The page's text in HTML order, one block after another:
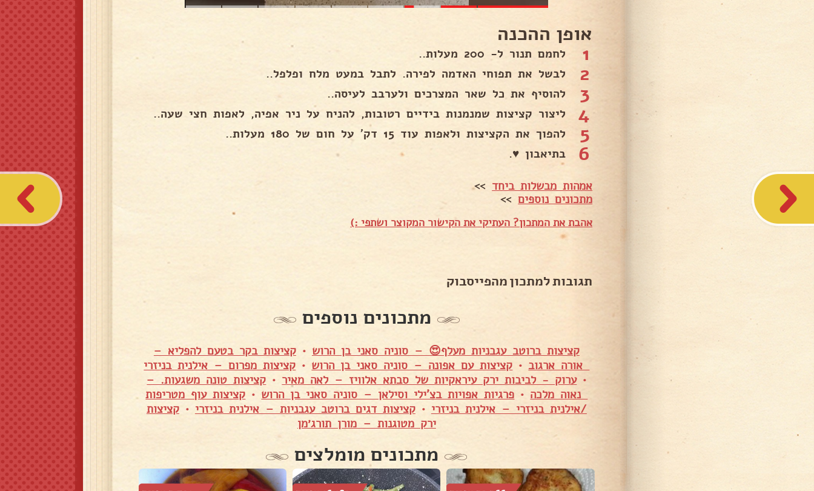
אופן ההכנה
1 לחמם תנור ל- 200 מעלות..
2 לבשל את תפוחי האדמה לפירה. לתבל במעט מלח ופלפל..
3 להוסיף את כל שאר המצרכים ולערבב לעיסה..
4 ליצור קציצות שמנמנות בידיים רטובות, להניח על ניר אפיה, לאפות חצי שעה..
5 להפוך את הקציצות ולאפות עוד 15 דק' על חום של 180 מעלות..
6 בתיאבון ♥.
אמהות מבשלות ביחד >>
מתכונים נוספים>>
אהבת את המתכון? העתיקי את הקישור המקוצר ושתפי :)
תגובות למתכון מהפייסבוק
מתכונים נוספים
קציצות ברוטב עגבניות מעלף😍 – סוניה סאני בן הרוש •קציצות בקר בטעם להפליא –
אורה ארגוב • קציצות עם אפונה – סוניה סאני בן הרוש • קציצות מפרום – אילנית בניזרי
•ערוק - לביבות ירק עיראקיות של סבתא אלוויז – לאה מאיר • קציצות טונה משגעות. –
נאוה מלכה • פרגיות אפויות בצ'ילי וסילאן – סוניה סאני בן הרוש • קציצות עוף מטריפות
/אילנית בניזרי – אילנית בניזרי •קציצות דגים ברוטב עגבניות – אילנית בניזרי •קציצות
ירק מטוגנות – מורן תורג׳מן
מתכונים מומלצים